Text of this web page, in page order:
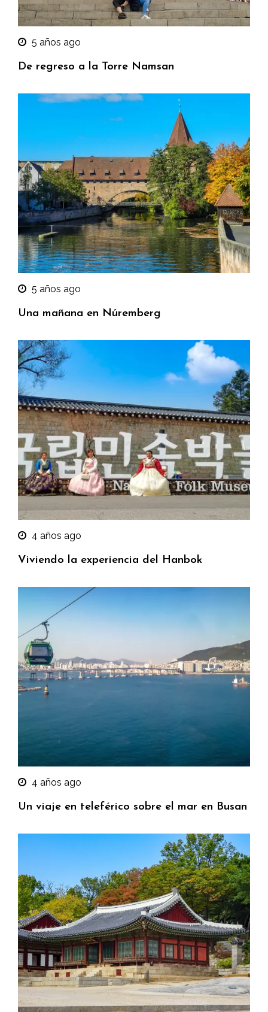
5 años ago
De regreso a la Torre Namsan
5 años ago
Una mañana en Núremberg
4 años ago
Viviendo la experiencia del Hanbok
4 años ago
Un viaje en teleférico sobre el mar en Busan